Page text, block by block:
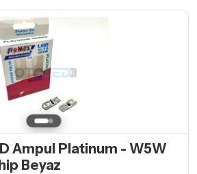
Ampul Platinum - W5W
Beyaz